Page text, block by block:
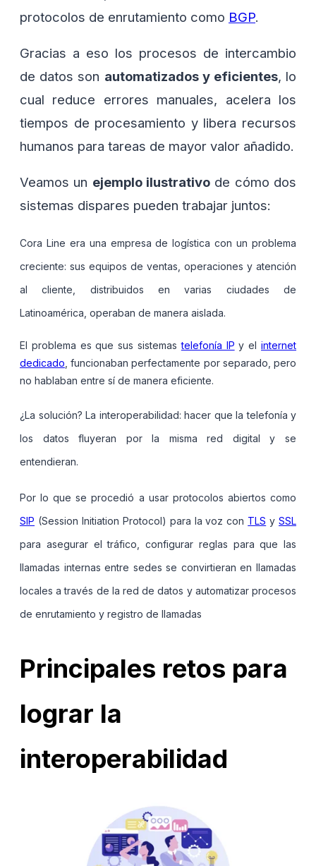
protocolos de enrutamiento como BGP.
Gracias a eso los procesos de intercambio
de datos son automatizados y eficientes, lo
cual reduce errores manuales, acelera los
tiempos de procesamiento y libera recursos
humanos para tareas de mayor valor añadido.
Veamos un ejemplo ilustrativo de cómo dos
sistemas dispares pueden trabajar juntos:
Cora Line era una empresa de logística con un problema
creciente: sus equipos de ventas, operaciones y atención
al cliente, distribuidos en varias ciudades de
Latinoamérica, operaban de manera aislada.
El problema es que sus sistemastelefonía IP y elinternet
dedicado , funcionaban perfectamente por separado, pero
no hablaban entre sí de manera eficiente.
¿La solución? La interoperabilidad: hacer que la telefonía y
los datos fluyeran por la misma red digital y se
entendieran.
Por lo que se procedió a usar protocolos abiertos como
SIP (Session Initiation Protocol) para la voz con TLS ySSL
para asegurar el tráfico, configurar reglas para que las
llamadas internas entre sedes se convirtieran en llamadas
locales a través de la red de datos y automatizar procesos
de enrutamiento y registro de llamadas
Principales retos para
lograr la
interoperabilidad